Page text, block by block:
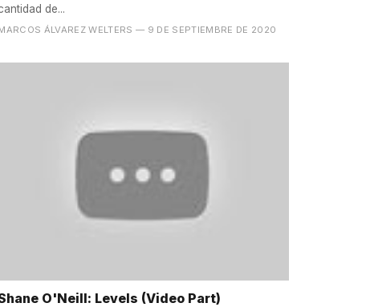
de...
ÁLVAREZ WELTERS — 9 DE SEPTIEMBRE DE 2020
O'Neill: Levels (Video Part)